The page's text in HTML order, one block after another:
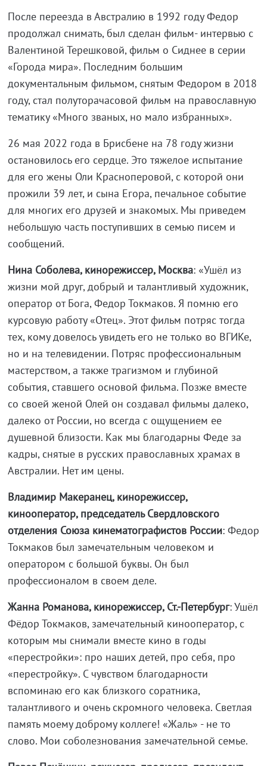
После переезда в Австралию в 1992 году Федор
продолжал снимать, был сделан фильм- интервью с
Валентиной Терешковой, фильм о Сиднее в серии
«Города мира». Последним большим
документальным фильмом, снятым Федором в 2018
году, стал полуторачасовой фильм на православную
тематику «Много званых, но мало избранных».
26 мая 2022 года в Брисбене на 78 году жизни
остановилось его сердце. Это тяжелое испытание
для его жены Оли Красноперовой, с которой они
прожили 39 лет, и сына Егора, печальное событие
для многих его друзей и знакомых. Мы приведем
небольшую часть поступивших в семью писем и
сообщений.
Нина Соболева, кинорежиссер, Москва: «Ушёл из
жизни мой друг, добрый и талантливый художник,
оператор от Бога, Федор Токмаков. Я помню его
курсовую работу «Отец». Этот фильм потряс тогда
тех, кому довелось увидеть его не только во ВГИКе,
но и на телевидении. Потряс профессиональным
мастерством, а также трагизмом и глубиной
события, ставшего основой фильма. Позже вместе
со своей женой Олей он создавал фильмы далеко,
далеко от России, но всегда с ощущением ее
душевной близости. Как мы благодарны Феде за
кадры, снятые в русских православных храмах в
Австралии. Нет им цены.
Владимир Макеранец, кинорежиссер,
кинооператор, председатель Свердловского
отделения Союза кинематографистов России: Федор
Токмаков был замечательным человеком и
оператором с большой буквы. Он был
профессионалом в своем деле.
Жанна Романова, кинорежиссер, Ст.-Петербург: Ушёл
Фёдор Токмаков, замечательный кинооператор, с
которым мы снимали вместе кино в годы
«перестройки»: про наших детей, про себя, про
«перестройку». С чувством благодарности
вспоминаю его как близкого соратника,
талантливого и очень скромного человека. Светлая
память моему доброму коллеге! «Жаль» - не то
слово. Мои соболезнования замечательной семье.